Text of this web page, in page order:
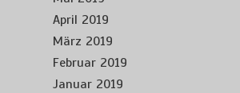
April 2019
März 2019
Februar 2019
Januar 2019